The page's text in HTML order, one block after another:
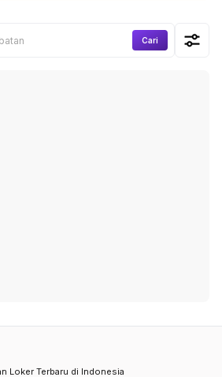
Cari
Loker Terbaru di Indonesia